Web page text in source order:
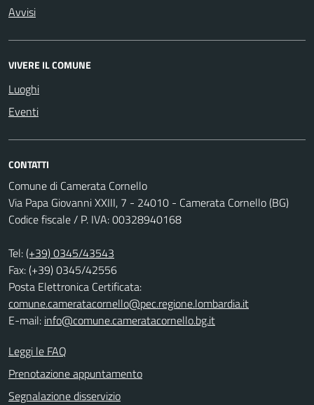
Avvisi
VIVERE IL COMUNE
Luoghi
Eventi
CONTATTI
Comune di Camerata Cornello
Via Papa Giovanni XXIII, 7 - 24010 - Camerata Cornello (BG)
Codice fiscale / P. IVA: 00328940168
Tel:(+39) 0345/43543
Fax: (+39) 0345/42556
Posta Elettronica Certificata:
comune.cameratacornello@pec.regione.lombardia.it
E-mail: info@comune.cameratacornello.bg.it
Leggi le FAQ
Prenotazione appuntamento
Segnalazione disservizio